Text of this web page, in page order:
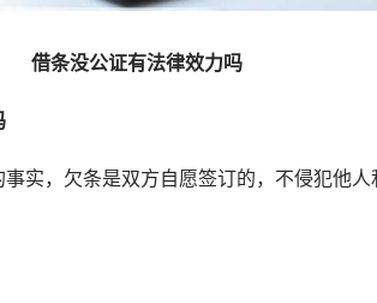
借条没公证有法律效力吗
，欠条是双方自愿签订的，不侵犯他人